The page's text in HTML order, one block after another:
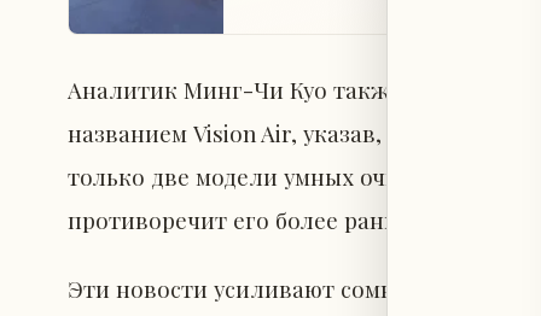
Аналитик Минг-Чи Куо также отмечал
названием Vision Air, указав, что на
только две модели умных очков, а о
противоречит его более ранним
Эти новости усиливают сомнения в